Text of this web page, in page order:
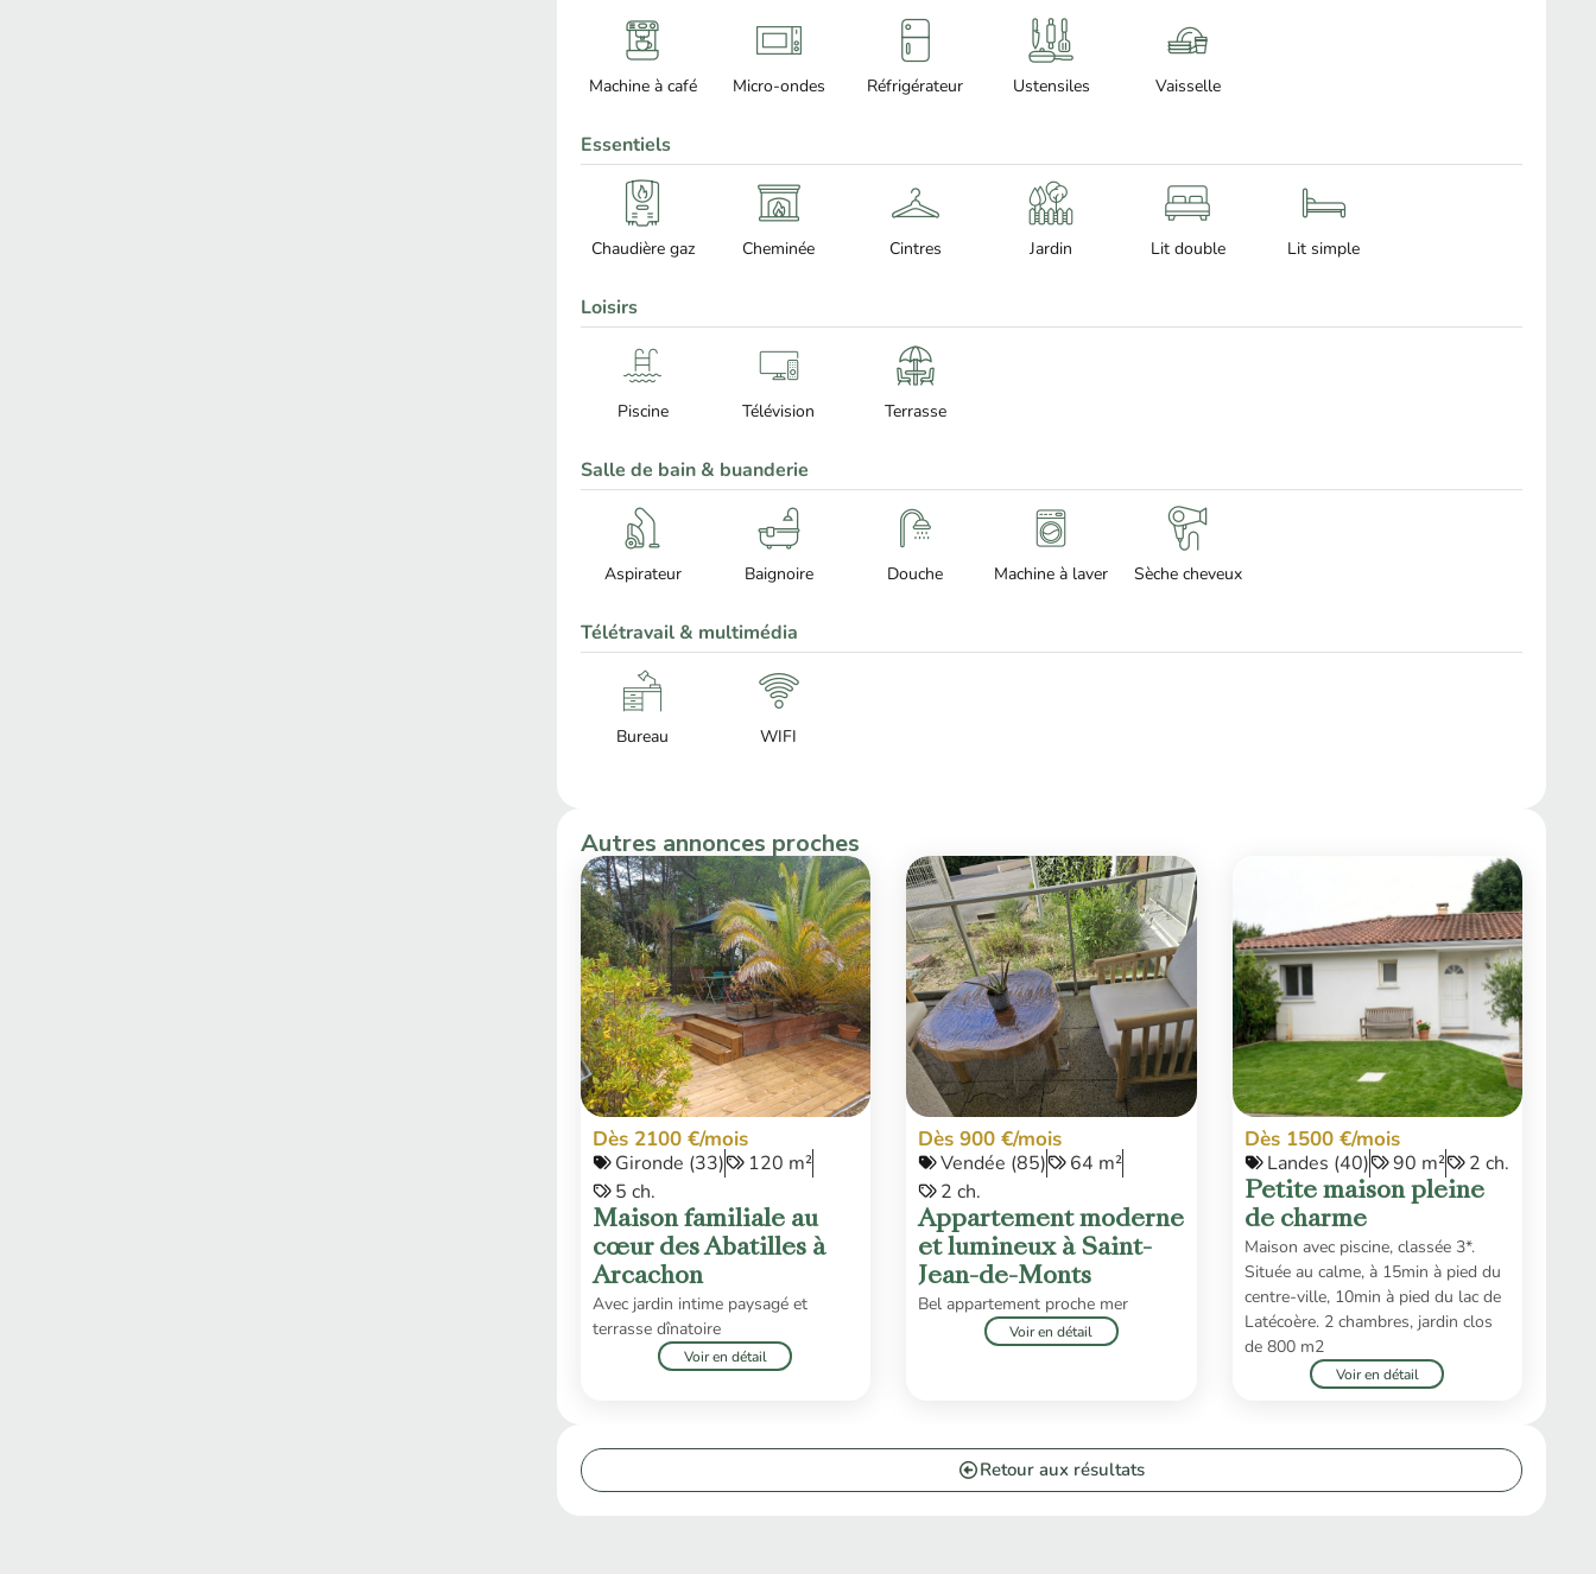
Machine à café Micro-ondes Réfrigérateur Ustensiles Vaisselle
Essentiels
Chaudière gaz Cheminée Cintres Jardin Lit double Lit simple
Loisirs
Piscine Télévision Terrasse
Salle de bain & buanderie
Aspirateur Baignoire Douche Machine à laver Sèche cheveux
Télétravail & multimédia
Bureau WIFI
Autres annonces proches
Dès 2100 €/mois
Gironde (33)
120 m²
5 ch.
Maison familiale au
cœur des Abatilles à
Arcachon
Avec jardin intime paysagé et
terrasse dînatoire
Voir en détail
Dès 900 €/mois
Vendée (85)
64 m²
2 ch.
Appartement moderne
et lumineux à Saint-
Jean-de-Monts
Bel appartement proche mer
Voir en détail
Dès 1500 €/mois
Landes (40) 90 m² 2 ch.
Petite maison pleine
de charme
Maison avec piscine, classée 3*.
Située au calme, à 15min à pied du
centre-ville, 10min à pied du lac de
Latécoère. 2 chambres, jardin clos
de 800 m2
Voir en détail
Retour aux résultats